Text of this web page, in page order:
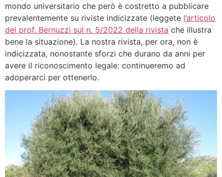
mondo universitario che però è costretto a pubblicare
prevalentemente su riviste indicizzate (leggete l’articolo
del prof. Bernuzzi sul n. 5/2022 della rivista che illustra
bene la situazione). La nostra rivista, per ora, non è
indicizzata, nonostante sforzi che durano da anni per
avere il riconoscimento legale: continueremo ad
adoperarci per ottenerlo.